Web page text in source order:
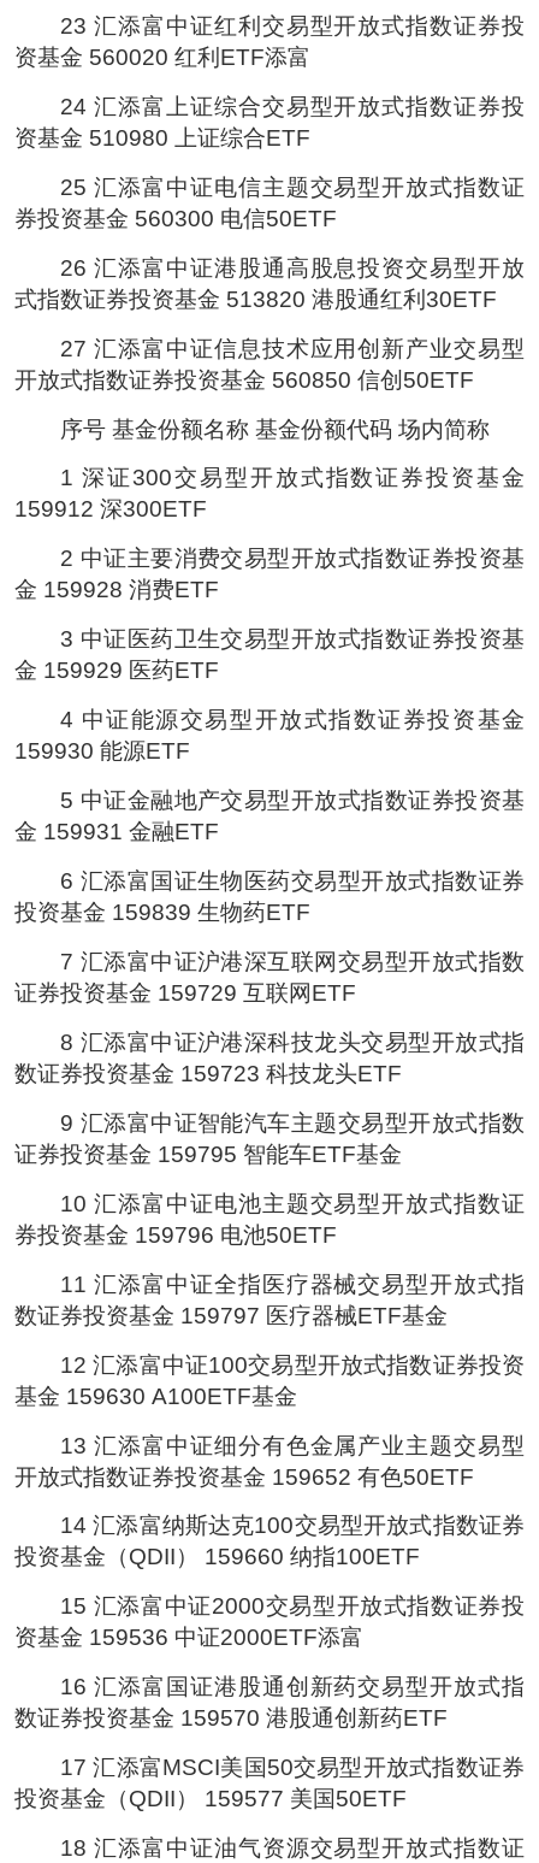
23 汇添富中证红利交易型开放式指数证券投
资基金 560020 红利ETF添富
24 汇添富上证综合交易型开放式指数证券投
资基金 510980 上证综合ETF
25 汇添富中证电信主题交易型开放式指数证
券投资基金 560300 电信50ETF
26 汇添富中证港股通高股息投资交易型开放
式指数证券投资基金 513820 港股通红利30ETF
27 汇添富中证信息技术应用创新产业交易型
开放式指数证券投资基金 560850 信创50ETF
序号 基金份额名称 基金份额代码 场内简称
1 深证300交易型开放式指数证券投资基金
159912 深300ETF
2 中证主要消费交易型开放式指数证券投资基
金 159928 消费ETF
3 中证医药卫生交易型开放式指数证券投资基
金 159929 医药ETF
4 中证能源交易型开放式指数证券投资基金
159930 能源ETF
5 中证金融地产交易型开放式指数证券投资基
金 159931 金融ETF
6 汇添富国证生物医药交易型开放式指数证券
投资基金 159839 生物药ETF
7 汇添富中证沪港深互联网交易型开放式指数
证券投资基金 159729 互联网ETF
8 汇添富中证沪港深科技龙头交易型开放式指
数证券投资基金 159723 科技龙头ETF
9 汇添富中证智能汽车主题交易型开放式指数
证券投资基金 159795 智能车ETF基金
10 汇添富中证电池主题交易型开放式指数证
券投资基金 159796 电池50ETF
11 汇添富中证全指医疗器械交易型开放式指
数证券投资基金 159797 医疗器械ETF基金
12 汇添富中证100交易型开放式指数证券投资
基金 159630 A100ETF基金
13 汇添富中证细分有色金属产业主题交易型
开放式指数证券投资基金 159652 有色50ETF
14 汇添富纳斯达克100交易型开放式指数证券
投资基金（QDII） 159660 纳指100ETF
15 汇添富中证2000交易型开放式指数证券投
资基金 159536 中证2000ETF添富
16 汇添富国证港股通创新药交易型开放式指
数证券投资基金 159570 港股通创新药ETF
17 汇添富MSCI美国50交易型开放式指数证券
投资基金（QDII） 159577 美国50ETF
18 汇添富中证油气资源交易型开放式指数证